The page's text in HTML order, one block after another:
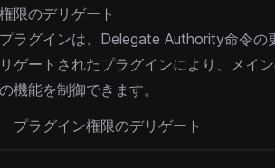
権限のデリゲート
プラグインは、Delegate Authority命令の
リゲートされたプラグインにより、メイ
の機能を制御できます。
プラグイン権限のデリゲート